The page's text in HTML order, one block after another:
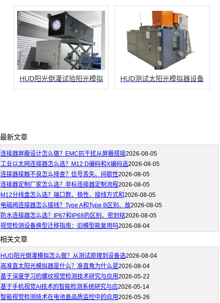
HUD阳光倒灌试验阳光模拟 HUD测试太阳光模拟器设备
最新文章
连接器屏蔽设计怎么做？EMC抗干扰从屏蔽搭接2026-08-05
工业以太网连接器怎么选？M12 D编码和X编码选2026-08-05
连接器接触不良怎么排查？信号丢失、间歇性2026-08-05
连接器定制厂家怎么选？非标连接器定制流程2026-08-05
M12分线盒怎么选？端口数、极性、接线方式和2026-08-05
电磁阀连接器怎么接线？Type A和Type B区别、故2026-08-05
防水连接器怎么选？IP67和IP68的区别、密封结2026-08-05
视觉检测设备换型迁移指南：旧模型能复用吗2026-08-04
相关文章
HUD阳光倒灌模拟怎么做？从测试原理到设备选2026-08-04
高准直太阳光模拟器是什么？准直角为什么是2026-08-04
基于深度学习的螺纹视觉检测技术研究与应用2026-05-22
基于手机视觉AI技术的智能检测系统研究与应2026-05-14
智能视觉检测技术在电池盖品质监控中的应用2026-05-26